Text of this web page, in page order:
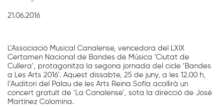
21.06.2016
L’Associació Musical Canalense, vencedora del LXIX
Certamen Nacional de Bandes de Música ‘Ciutat de
Cullera’, protagonitza la segona jornada del cicle ‘Bandes
a Les Arts 2016’. Aquest dissabte, 25 de juny, a les 12.00 h,
l’Auditori del Palau de les Arts Reina Sofía acollirà un
concert gratuït de ‘La Canalense’, sota la direcció de José
Martínez Colomina.